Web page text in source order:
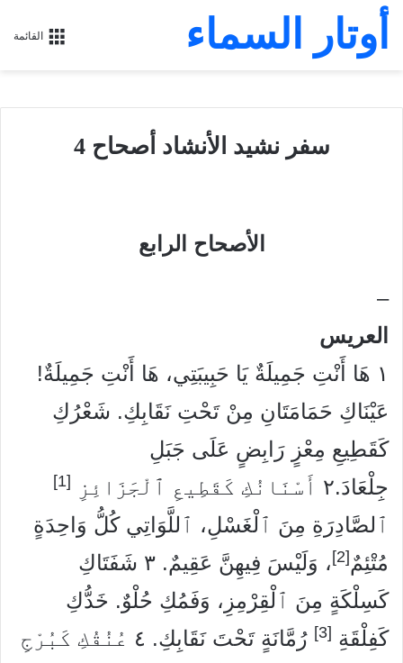
القائمة أوتار السماء
سفر نشيد الأنشاد أصحاح 4
الأصحاح الرابع
–
العريس
١ هَا أَنْتِ جَمِيلَةٌ يَا حَبِيبَتِي، هَا أَنْتِ جَمِيلَةٌ!
عَيْنَاكِ حَمَامَتَانِ مِنْ تَحْتِ نَقَابِكِ. شَعْرُكِ
كَقَطِيعِ مِعْزٍ رَابِضٍ عَلَى جَبَلِ
جِلْعَادَ.٢ أَسْنَانُكِ كَقَطِيعِ ٱلْجَزَائِزِ [1]
ٱلصَّادِرَةِ مِنَ ٱلْغَسْلِ، ٱللَّوَاتِي كُلُّ وَاحِدَةٍ
مُتْئِمٌ [2] ، وَلَيْسَ فِيهِنَّ عَقِيمٌ. ٣ شَفَتَاكِ
كَسِلْكَةٍ مِنَ ٱلْقِرْمِزِ، وَفَمُكِ حُلْوٌ. خَدُّكِ
كَفِلْقَةِ [3] رُمَّانَةٍ تَحْتَ نَقَابِكِ. ٤ عُنُقُكِ كَبُرْجِ